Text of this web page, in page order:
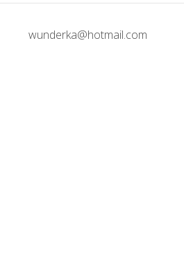
wunderka@hotmail.com